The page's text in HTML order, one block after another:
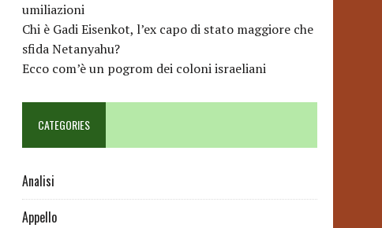
umiliazioni
Chi è Gadi Eisenkot, l’ex capo di stato maggiore che
sfida Netanyahu?
Ecco com’è un pogrom dei coloni israeliani
CATEGORIES
Analisi
Appello